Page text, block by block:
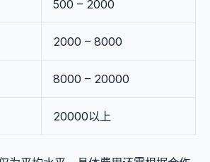
500 – 2000
2000 – 8000
8000 – 20000
20000以上